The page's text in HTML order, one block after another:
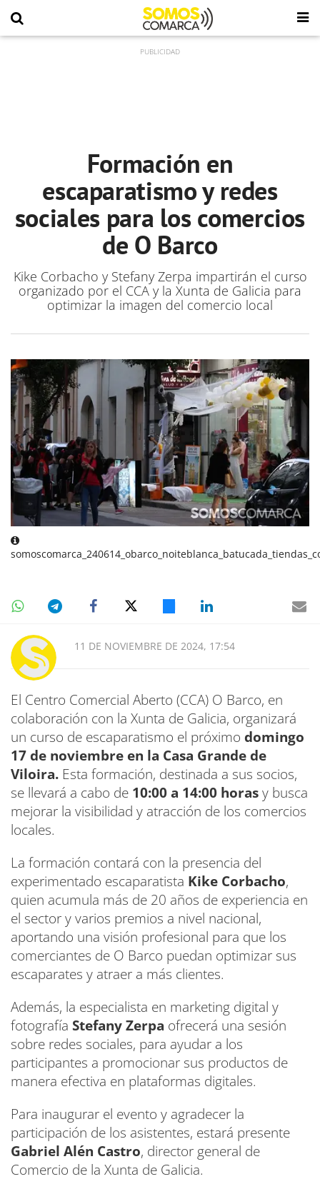
Formación en
escaparatismo y redes
sociales para los comercios
de O Barco
Kike Corbacho y Stefany Zerpa impartirán el curso
organizado por el CCA y la Xunta de Galicia para
optimizar la imagen del comercio local
11 DE NOVIEMBRE DE 2024, 17:54
El Centro Comercial Aberto (CCA) O Barco, en
colaboración con la Xunta de Galicia, organizará
un curso de escaparatismo el próximo domingo
17 de noviembre en la Casa Grande de
Viloira. Esta formación, destinada a sus socios,
se llevará a cabo de 10:00 a 14:00 horasy busca
mejorar la visibilidad y atracción de los comercios
locales.
La formación contará con la presencia del
experimentado escaparatista Kike Corbacho,
quien acumula más de 20 años de experiencia en
el sector y varios premios a nivel nacional,
aportando una visión profesional para que los
comerciantes de O Barco puedan optimizar sus
escaparates y atraer a más clientes.
Además, la especialista en marketing digital y
fotografía Stefany Zerpa ofrecerá una sesión
sobre redes sociales, para ayudar a los
participantes a promocionar sus productos de
manera efectiva en plataformas digitales.
Para inaugurar el evento y agradecer la
participación de los asistentes, estará presente
Gabriel Alén Castro, director general de
Comercio de la Xunta de Galicia.